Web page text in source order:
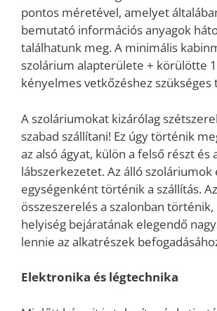
pontos méretével, amelyet
bemutató információs anyagok
találhatunk meg. A minimális
szolárium alapterülete + körülötte
kényelmes vetkőzéshez szükséges
A szoláriumokat kizárólag
szabad szállítani! Ez úgy történik
az alsó ágyat, külön a felső részt és
lábszerkezetet. Az álló szoláriumok
egységenként történik a szállítás. Az
összeszerelés a szalonban
helyiség bejáratának elegendő
lennie az alkatrészek
Elektronika és légtechnika